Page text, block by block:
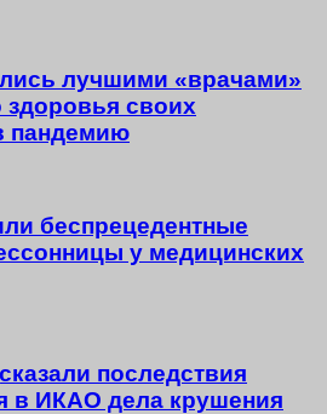
лучшими «врачами»
здоровья своих
пандемию
беспрецедентные
у медицинских
последствия
в ИКАО дела крушения